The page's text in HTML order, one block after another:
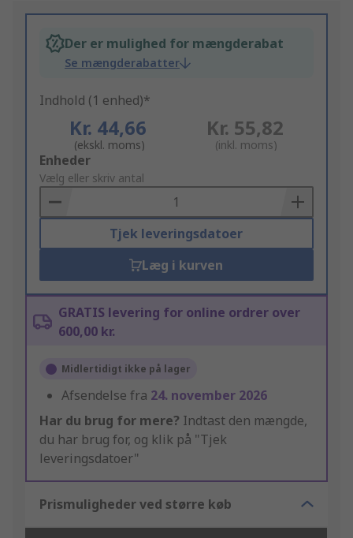
Der er mulighed for mængderabat
Se mængderabatter
Indhold (1 enhed)*
Kr. 44,66
(ekskl. moms)
Kr. 55,82
(inkl. moms)
Add
to
Basket
Enheder
Vælg eller skriv antal
Tjek leveringsdatoer
Læg i kurven
GRATIS levering for online ordrer over
600,00 kr.
Midlertidigt ikke på lager
Afsendelse fra 24. november 2026
Har du brug for mere? Indtast den mængde,
du har brug for, og klik på "Tjek
leveringsdatoer"
Prismuligheder ved større køb